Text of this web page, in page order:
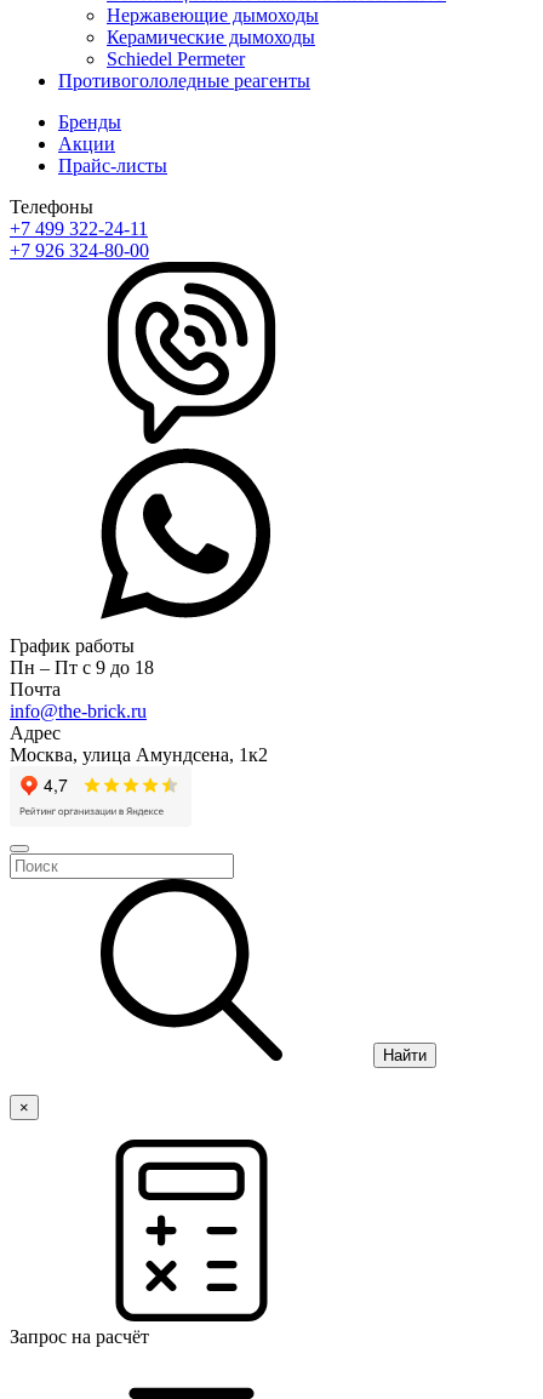
Нержавеющие дымоходы
Керамические дымоходы
Schiedel Permeter
Противогололедные реагенты
Бренды
Акции
Прайс-листы
Телефоны
+7 499 322-24-11
+7 926 324-80-00
График работы
Пн – Пт с 9 до 18
Почта
info@the-brick.ru
Адрес
Москва, улица Амундсена, 1к2
Найти
×
Запрос на расчёт